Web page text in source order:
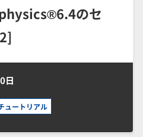
のセ
日
ュートリアル